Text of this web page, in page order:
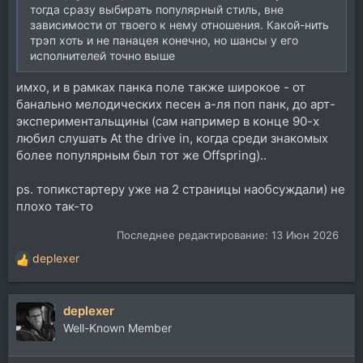
тогда сразу выбирать популярный стиль, вне
зависимости от твоего к нему отношения. Какой-нить
трэп хоть и не панацея конечно, но шансы у его
исполнителей точно выше
имхо, и в рамках панка поле также широкое - от
банально мелодических песен а-ля поп панк, до арт-
экспериментальщины (сам например в конце 90-х
любил слушать At the drive in, когда среди знакомых
более популярным был тот же Offspring)..
ps. топикстартеру уже на 2 страницы наобсуждали) не
плохо так-то
Последнее редактирование: 13 Июн 2026
Р
е
а
ц
и
и
deplexer
deplexer
Well-Known Member